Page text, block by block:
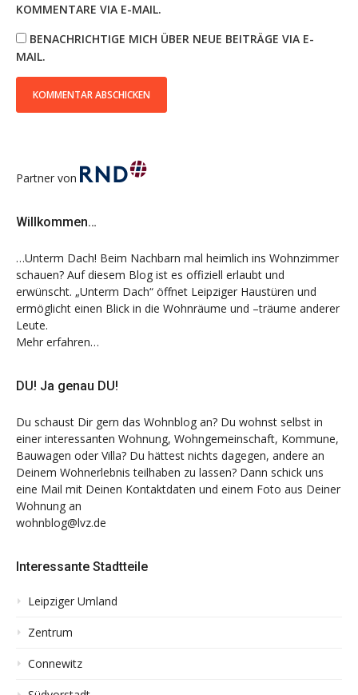
KOMMENTARE VIA E-MAIL.
BENACHRICHTIGE MICH ÜBER NEUE BEITRÄGE VIA E-
MAIL.
Partner von
Willkommen…
…Unterm Dach! Beim Nachbarn mal heimlich ins Wohnzimmer
schauen? Auf diesem Blog ist es offiziell erlaubt und
erwünscht. „Unterm Dach“ öffnet Leipziger Haustüren und
ermöglicht einen Blick in die Wohnräume und –träume anderer
Leute.
Mehr erfahren…
DU! Ja genau DU!
Du schaust Dir gern das Wohnblog an? Du wohnst selbst in
einer interessanten Wohnung, Wohngemeinschaft, Kommune,
Bauwagen oder Villa? Du hättest nichts dagegen, andere an
Deinem Wohnerlebnis teilhaben zu lassen? Dann schick uns
eine Mail mit Deinen Kontaktdaten und einem Foto aus Deiner
Wohnung an
wohnblog@lvz.de
Interessante Stadtteile
Leipziger Umland
Zentrum
Connewitz